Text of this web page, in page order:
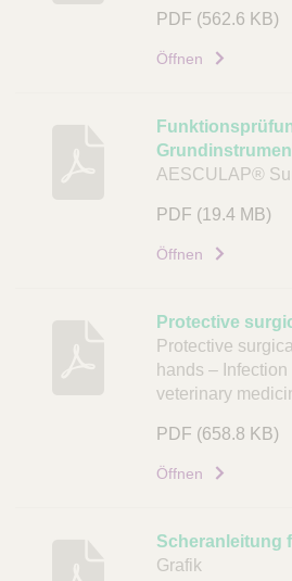
PDF (562.6 KB)
Öffnen
AESCULAP®
PDF (19.4 MB)
Öffnen
Protective
Protective
hands –
veterinary
PDF (658.8 KB)
Öffnen
Scheranleitung
Grafik